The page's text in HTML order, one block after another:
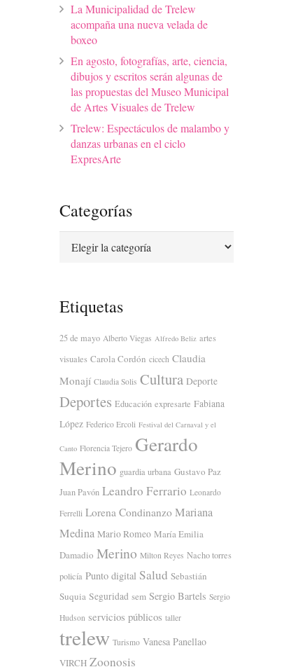
La Municipalidad de Trelew
acompaña una nueva velada de
boxeo
En agosto, fotografías, arte, ciencia,
dibujos y escritos serán algunas de
las propuestas del Museo Municipal
de Artes Visuales de Trelew
Trelew: Espectáculos de malambo y
danzas urbanas en el ciclo
ExpresArte
Categorías
Etiquetas
25 de mayo Alberto Viegas Alfredo Beliz artes
visuales Carola Cordón cicech Claudia
Monají Claudia Solis Cultura Deporte
Deportes Educación expresarte Fabiana
López Federico Ercoli Festival del Carnaval y el
Canto Florencia Tejero Gerardo
Merino guardia urbana Gustavo Paz
Juan Pavón Leandro Ferrario Leonardo
Ferrelli Lorena Condinanzo Mariana
Medina Mario Romeo María Emilia
Damadio Merino Milton Reyes Nacho torres
policía Punto digital Salud Sebastián
Suquia Seguridad sem Sergio Bartels Sergio
Hudson servicios públicos taller
trelew Turismo Vanesa Panellao
VIRCH Zoonosis